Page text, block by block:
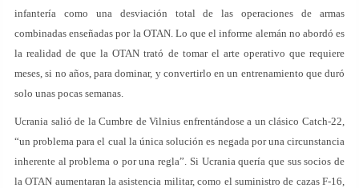
infantería como una desviación total de las operaciones de armas
combinadas enseñadas por la OTAN. Lo que el informe alemán no abordó es
la realidad de que la OTAN trató de tomar el arte operativo que requiere
meses, si no años, para dominar, y convertirlo en un entrenamiento que duró
solo unas pocas semanas.
Ucrania salió de la Cumbre de Vilnius enfrentándose a un clásico Catch-22,
“un problema para el cual la única solución es negada por una circunstancia
inherente al problema o por una regla”. Si Ucrania quería que sus socios de
la OTAN aumentaran la asistencia militar, como el suministro de cazas F-16,